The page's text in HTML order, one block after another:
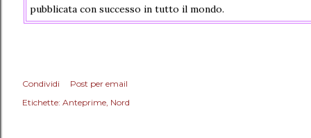
pubblicata con successo in tutto il mondo.
Condividi
Post per email
Etichette: Anteprime Nord